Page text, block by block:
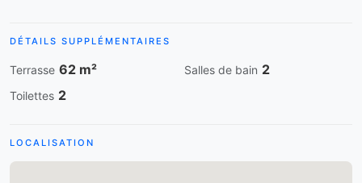
DÉTAILS SUPPLÉMENTAIRES
Terrasse 62 m² Salles de bain 2
Toilettes 2
LOCALISATION